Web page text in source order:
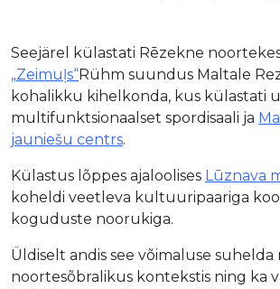
Seejärel külastati Rēzekne
„Zeimuļs“Rühm suundus Maltale
kohalikku kihelkonda, kus külastati
multifunktsionaalset spordisaali ja
jauniešu centrs.
Külastus lõppes ajaloolises Lūznava
koheldi veetleva kultuuripaariga
koguduste noorukiga.
Üldiselt andis see võimaluse
noortesõbralikus kontekstis ning ka